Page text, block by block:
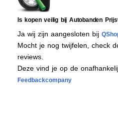
Is kopen veilig bij Autobanden
Ja wij zijn aangesloten bij
Mocht je nog twijfelen, check
reviews.
Deze vind je op de
Feedbackcompany